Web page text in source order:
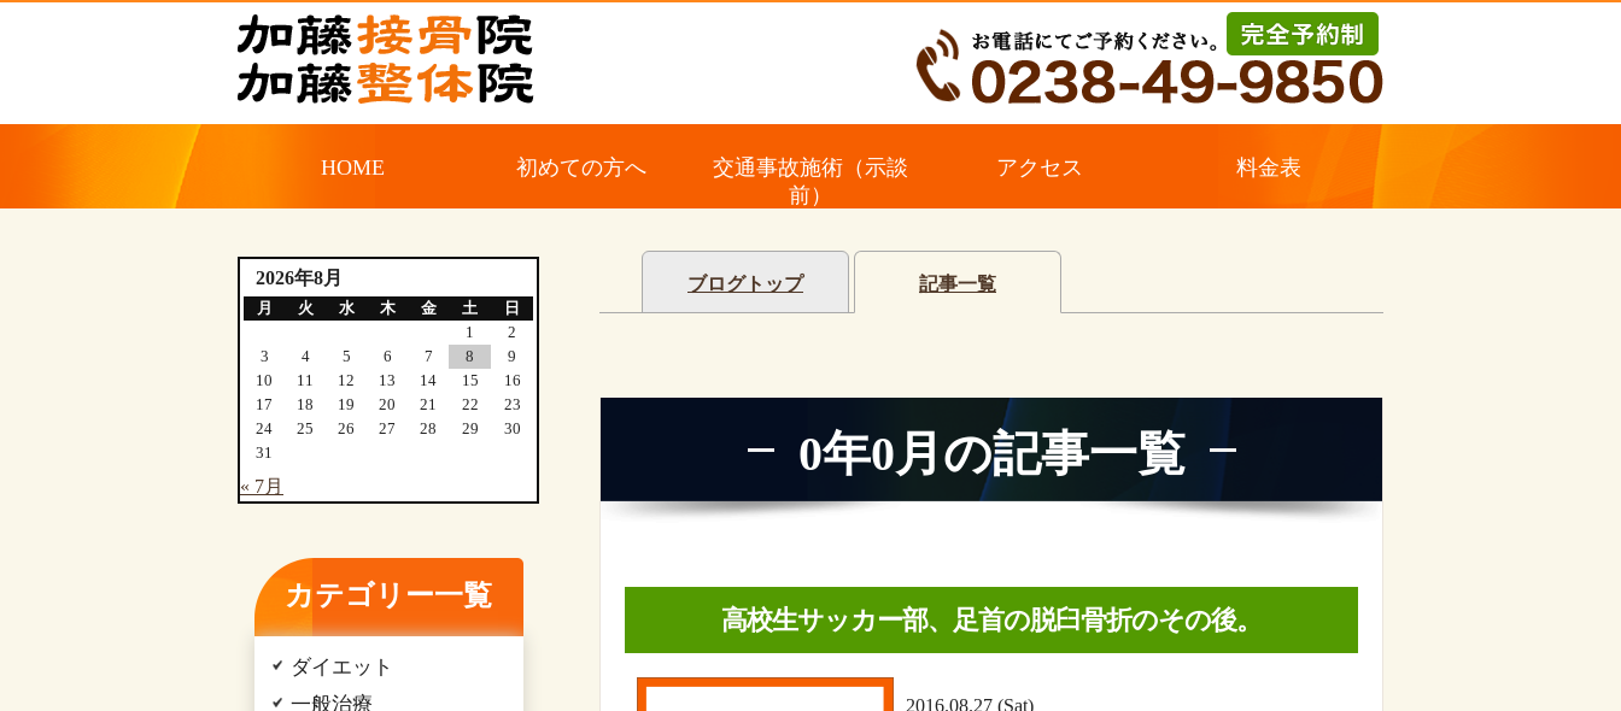
HOME 初めての方へ
交通事故施術（示談
前）
アクセス 料金表
ブログトップ 記事一覧
0年0月の記事一覧
高校生サッカー部、足首の脱臼骨折のその後。
2016.08.27 (Sat)
2026年8月
月 火 水 木 金 土
日
1
2
3
4 5 6 7 8
9
10
11 12 13 14 15
16
17
18 19 20 21 22
23
24
25 26 27 28 29
30
31
« 7月
カテゴリー一覧
ダイエット
一般治療